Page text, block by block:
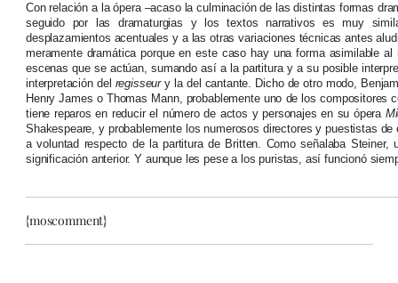
Con relación a la ópera –acaso la culminación de las distintas formas
seguido por las dramaturgias y los textos narrativos es muy
desplazamientos acentuales y a las otras variaciones técnicas antes
meramente dramática porque en este caso hay una forma asimilable
escenas que se actúan, sumando así a la partitura y a su posible
interpretación del regisseury la del cantante. Dicho de otro modo,
Henry James o Thomas Mann, probablemente uno de los compositores
tiene reparos en reducir el número de actos y personajes en su ópera
Shakespeare, y probablemente los numerosos directores y puestistas
a voluntad respecto de la partitura de Britten. Como señalaba Steiner,
significación anterior. Y aunque les pese a los puristas, así funcionó
{moscomment}